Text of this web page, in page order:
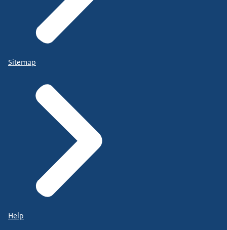
Sitemap
Help